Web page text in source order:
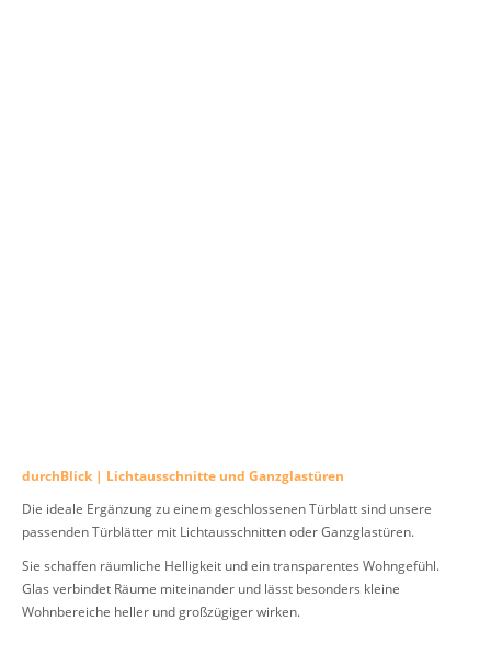
durchBlick | Lichtausschnitte und Ganzglastüren
Die ideale Ergänzung zu einem geschlossenen Türblatt sind unsere
passenden Türblätter mit Lichtausschnitten oder Ganzglastüren.
Sie schaffen räumliche Helligkeit und ein transparentes Wohngefühl.
Glas verbindet Räume miteinander und lässt besonders kleine
Wohnbereiche heller und großzügiger wirken.